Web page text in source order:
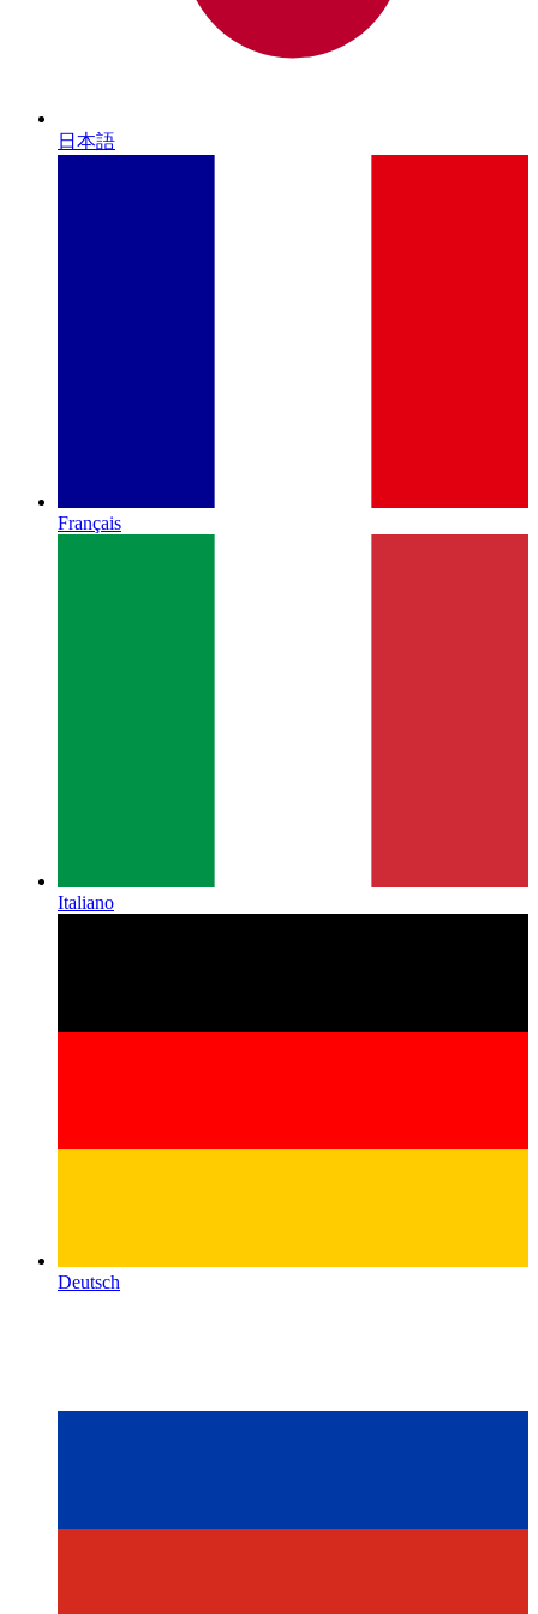
日本語
Français
Italiano
Deutsch